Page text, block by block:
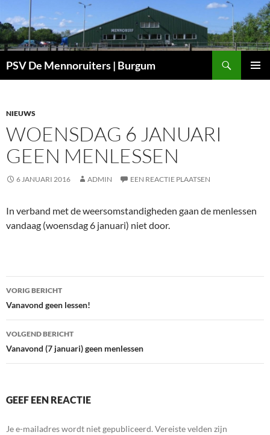
naar
de
inhoud
PSV De Mennoruiters | Burgum
NIEUWS
WOENSDAG 6 JANUARI
GEEN MENLESSEN
6 JANUARI 2016 ADMIN EEN REACTIE PLAATSEN
In verband met de weersomstandigheden gaan de menlessen
vandaag (woensdag 6 januari) niet door.
Bericht
navigatie
VORIG BERICHT
Vanavond geen lessen!
VOLGEND BERICHT
Vanavond (7 januari) geen menlessen
GEEF EEN REACTIE
Je e-mailadres wordt niet gepubliceerd.Vereiste velden zijn